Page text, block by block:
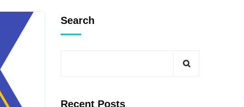
Search
Recent Posts